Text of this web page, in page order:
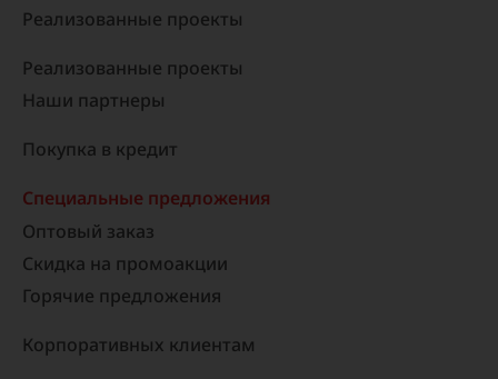
Реализованные проекты​
Реализованные проекты
Наши партнеры
Покупка в кредит
Специальные предложения
Оптовый заказ
Скидка на промоакции
Горячие предложения
Корпоративных клиентам